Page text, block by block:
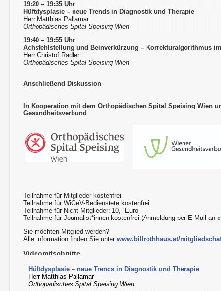
19:20 – 19:35 Uhr
Hüftdysplasie – neue Trends in Diagnostik und Therapie
Herr Matthias Pallamar
Orthopädisches Spital Speising Wien
19:40 – 19:55 Uhr
Achsfehlstellung und Beinverkürzung – Korrekturalgorithmus
Herr Christof Radler
Orthopädisches Spital Speising Wien
Anschließend Diskussion
In Kooperation mit dem Orthopädischen Spital Speising Wien
Gesundheitsverbund
Teilnahme für Mitglieder kostenfrei
Teilnahme für WiGeV-Bedienstete kostenfrei
Teilnahme für Nicht-Mitglieder: 10,- Euro
Teilnahme für Journalist*innen kostenfrei (Anmeldung per E-Mail an
Sie möchten Mitglied werden?
Alle Information finden Sie unterwww.billrothhaus.at/
Videomitschnitte
Hüftdysplasie – neue Trends in Diagnostik und Therapie
Herr Matthias Pallamar
Orthopädisches Spital Speising Wien